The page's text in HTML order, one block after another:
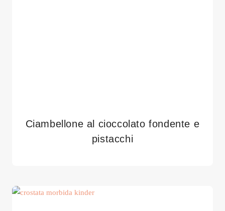
Ciambellone al cioccolato fondente e
pistacchi